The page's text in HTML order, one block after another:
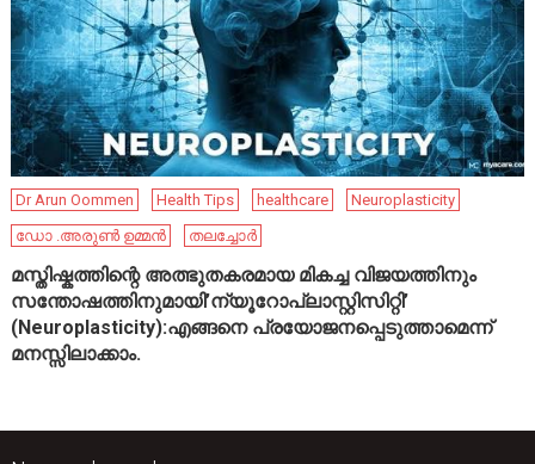
Dr Arun Oommen Health Tips healthcare
Neuroplasticity
ഡോ .അരുൺ ഉമ്മൻ
തലച്ചോർ
മസ്തിഷ്കത്തിന്റെ അത്ഭുതകരമായ മികച്ച വിജയത്തിനും
സന്തോഷത്തിനുമായി’ന്യൂറോപ്ലാസ്റ്റിസിറ്റി’
(Neuroplasticity):എങ്ങനെ പ്രയോജനപ്പെടുത്താമെന്ന്
മനസ്സിലാക്കാം.